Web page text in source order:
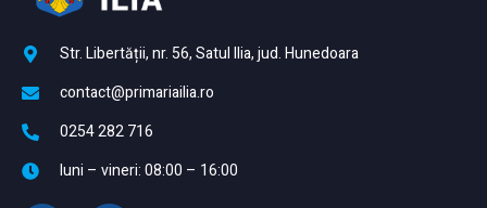
Str. Libertății, nr. 56, Satul Ilia, jud. Hunedoara
contact@primariailia.ro
0254 282 716
luni – vineri: 08:00 – 16:00